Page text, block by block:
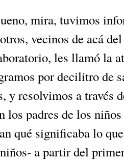
mira, tuvimos
vecinos de acá
les llamó la
por decilitro de
y resolvimos a través
los padres de los niños
qué significaba lo
a partir del